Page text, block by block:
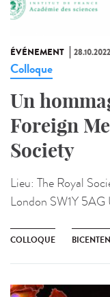
ÉVÉNEMENT 28.10.2022
Colloque
Un
Foreign
Society
Lieu: The Royal
London SW1Y
COLLOQUE